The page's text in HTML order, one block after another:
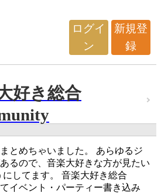
ログイ
ン
新規登
録
好き総合
とめちゃいました。 あらゆるジ
るので、音楽大好きな方が見たい
してます。 音楽大好き総合
イベント・パーティー書き込み